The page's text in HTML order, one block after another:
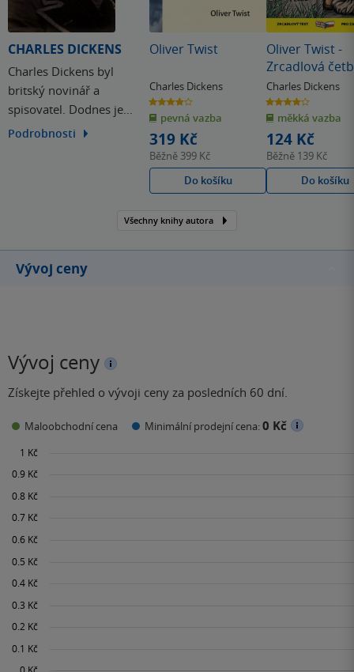
CHARLES DICKENS
Charles Dickens byl
britský novinář a
spisovatel. Dodnes je
nejoblíbenějším
poloviny 19. století. Na
zkušeností často
zobrazoval osudy
Podrobnosti
Oliver Twist
Charles Dickens
3.9
z
5
hvězdiček
pevná vazba
319 Kč
Běžně 399 Kč
Do košíku
Oliver Twist -
Zrcadlová
(A1-A2)
Charles Dickens
3.9
z
5
hvězdiček
měkká vazba
124 Kč
Běžně 139 Kč
Do košíku
Všechny knihy autora
Vývoj ceny
Vývoj ceny
Získejte přehled o vývoji ceny za posledních 60 dní.
Maloobchodní cena Minimální prodejní cena:0 Kč